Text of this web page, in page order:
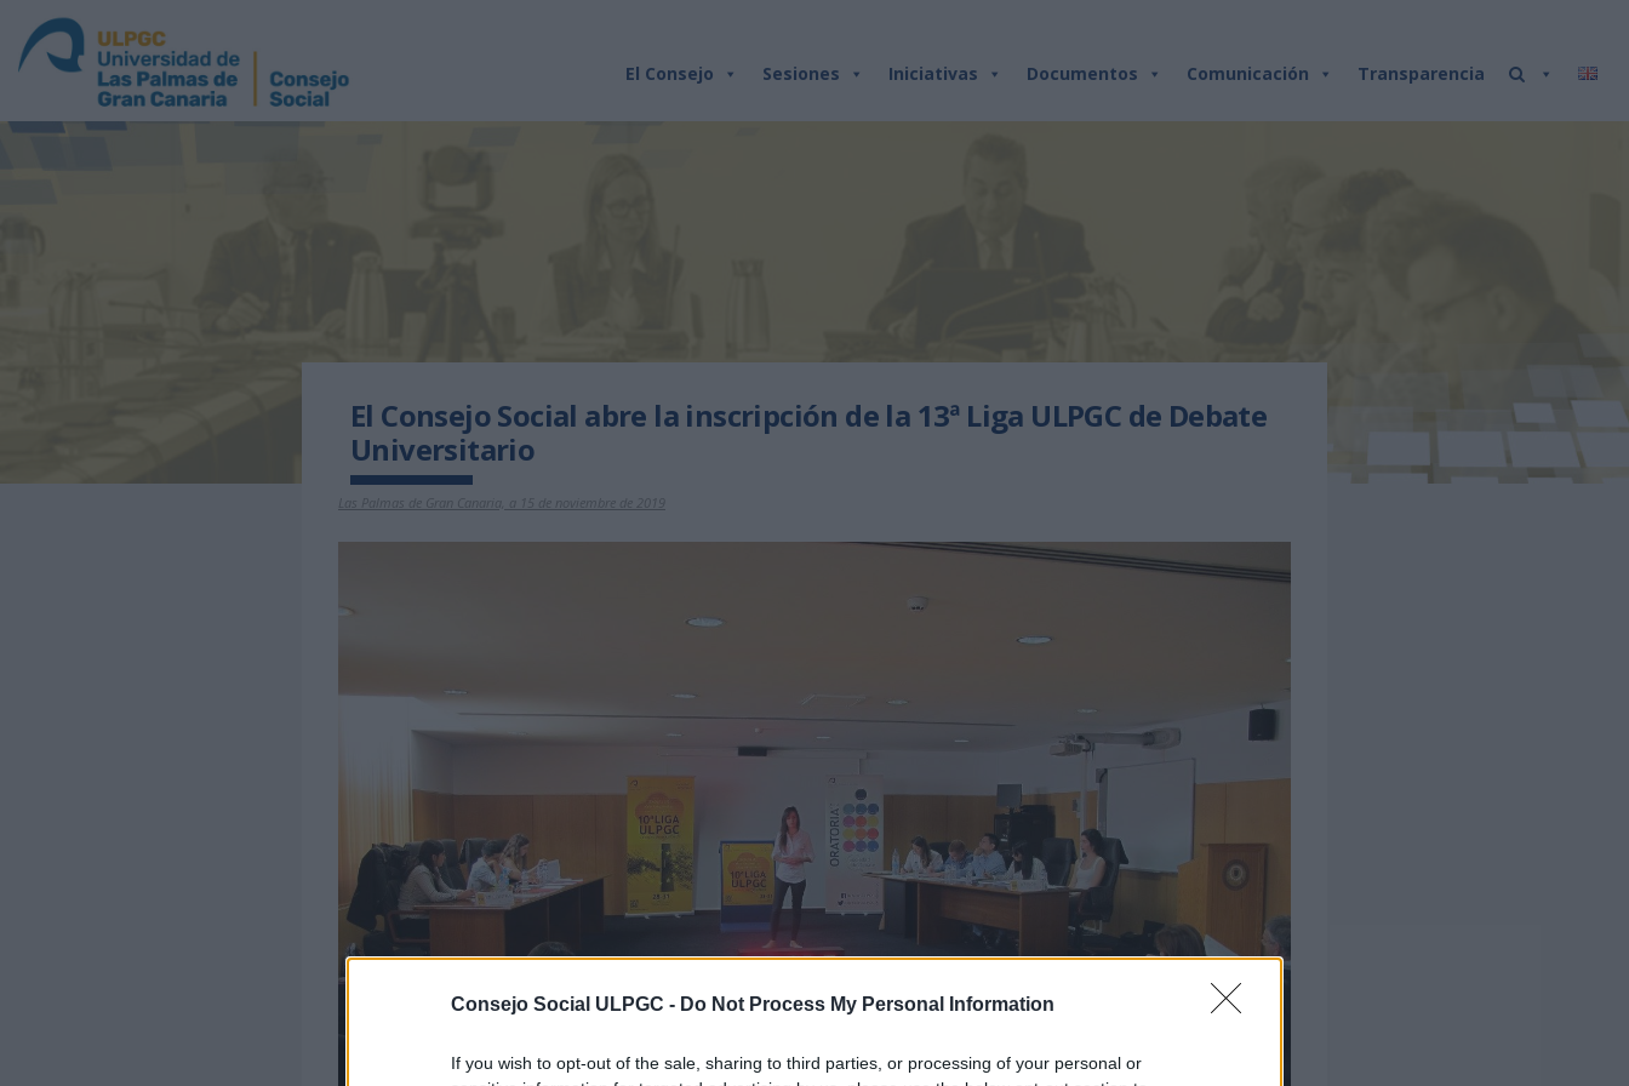
Consejo Social ULPGC - Do Not Process My Personal Information
If you wish to opt-out of the sale, sharing to third parties, or processing of your personal or
El Consejo Sesiones Iniciativas Documentos Comunicación Transparencia
El Consejo Social abre la inscripción de la 13ª Liga ULPGC de Debate
Universitario
Las Palmas de Gran Canaria, a 15 de noviembre de 2019